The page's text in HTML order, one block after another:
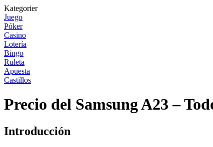
Kategorier
Juego
Póker
Casino
Lotería
Bingo
Ruleta
Apuesta
Castillos
Precio del Samsung A23 –
Introducción